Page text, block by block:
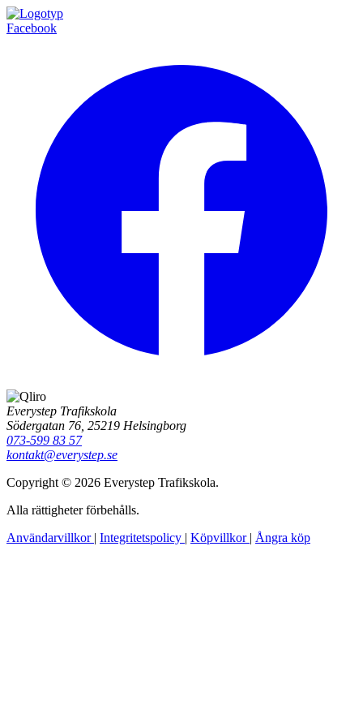
Facebook
Everystep Trafikskola
Södergatan 76, 25219 Helsingborg
073-599 83 57
kontakt@everystep.se
Copyright © 2026 Everystep Trafikskola.
Alla rättigheter förbehålls.
Användarvillkor | Integritetspolicy | Köpvillkor | Ångra köp